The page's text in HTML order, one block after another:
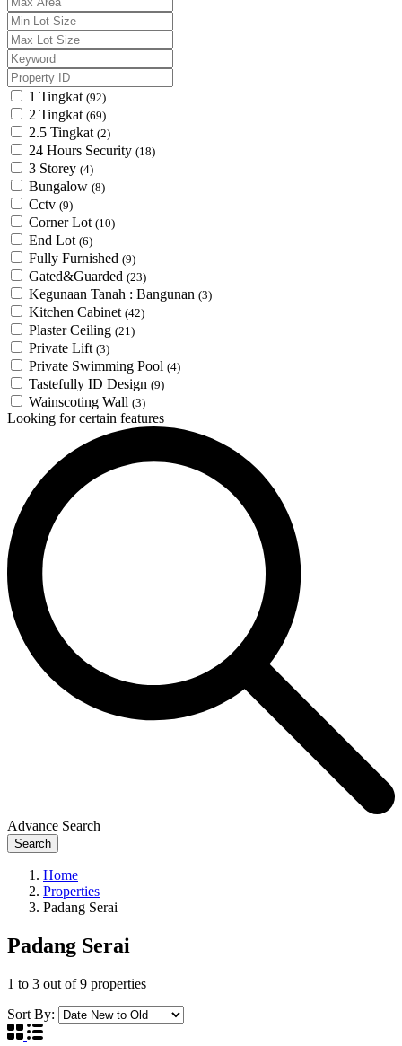
1 Tingkat (92)
2 Tingkat (69)
2.5 Tingkat (2)
24 Hours Security (18)
3 Storey (4)
Bungalow (8)
Cctv (9)
Corner Lot (10)
End Lot (6)
Fully Furnished (9)
Gated&Guarded (23)
Kegunaan Tanah : Bangunan (3)
Kitchen Cabinet (42)
Plaster Ceiling (21)
Private Lift (3)
Private Swimming Pool (4)
Tastefully ID Design (9)
Wainscoting Wall (3)
Looking for certain features
Advance Search
Search
Home
Properties
Padang Serai
Padang Serai
1 to 3 out of9 properties
Sort By: